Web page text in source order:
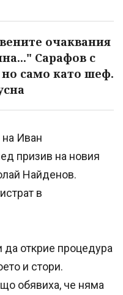
очаквания
Сарафов с
но само като шеф.
Иван
призив на новия
Найденов.
в
открие процедура
и стори.
обявиха, че няма